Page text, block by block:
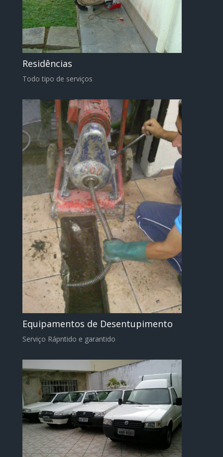
Residências
Todo tipo de serviços
Equipamentos de Desentupimento
Serviço Rápntido e garantido